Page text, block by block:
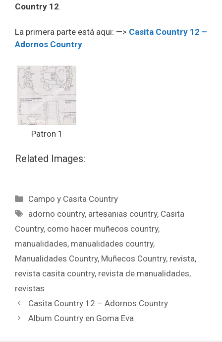
Country 12.
La primera parte está aqui: —> Casita Country 12 –
Adornos Country
Patron 1
Related Images:
Campo y Casita Country
adorno country, artesanias country, Casita
Country, como hacer muñecos country,
manualidades, manualidades country,
Manualidades Country, Muñecos Country, revista,
revista casita country, revista de manualidades,
revistas
Casita Country 12 – Adornos Country
Album Country en Goma Eva